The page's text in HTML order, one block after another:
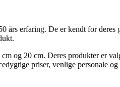
års erfaring. De er kendt for
og 20 cm. Deres produkter er
priser, venlige personale